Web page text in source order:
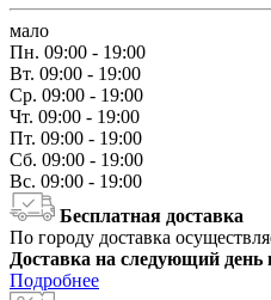
мало
Пн. 09:00 - 19:00
Вт. 09:00 - 19:00
Ср. 09:00 - 19:00
Чт. 09:00 - 19:00
Пт. 09:00 - 19:00
Сб. 09:00 - 19:00
Вс. 09:00 - 19:00
Бесплатная доставка
По городу доставка
Доставка на следующий день
Подробнее